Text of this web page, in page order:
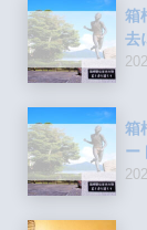
箱
去
箱
ー